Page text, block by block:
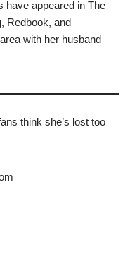
have appeared in The
Redbook, and
with her husband
think she’s lost too